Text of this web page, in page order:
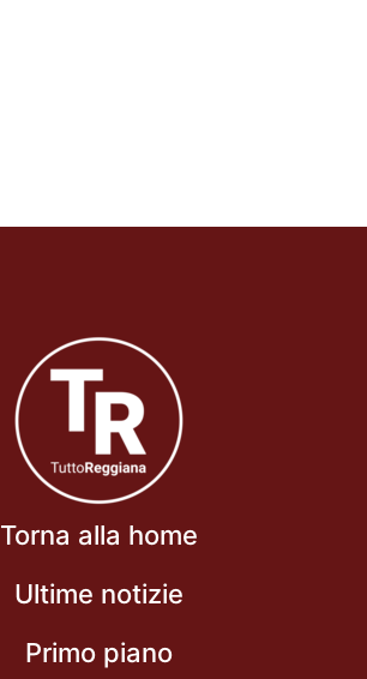
Torna alla home
Ultime notizie
Primo piano